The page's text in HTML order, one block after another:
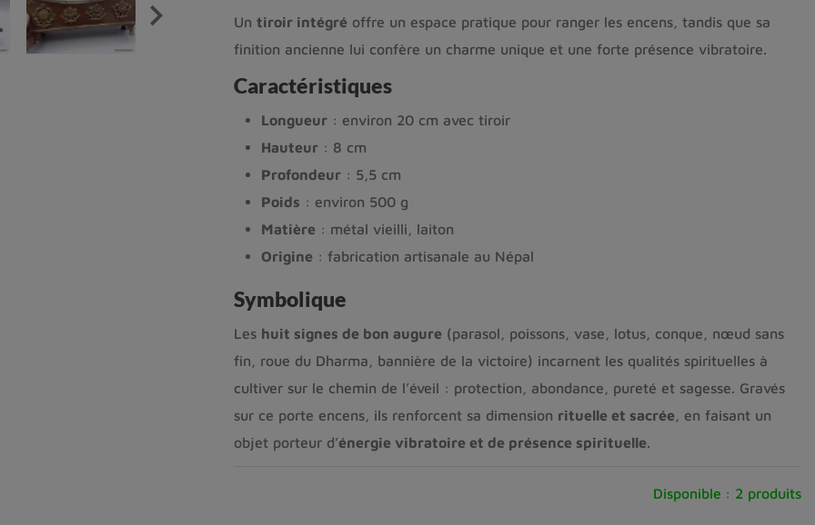
 Un tiroir intégré offre un espace pratique pour ranger les encens, tandis que sa
finition ancienne lui confère un charme unique et une forte présence vibratoire.
Caractéristiques
Longueur: environ 20 cm avec tiroir
Hauteur: 8 cm
Profondeur: 5,5 cm
Poids : environ 500 g
Matière : métal vieilli, laiton
Origine : fabrication artisanale au Népal
Symbolique
Les huit signes de bon augure (parasol, poissons, vase, lotus, conque, nœud sans
fin, roue du Dharma, bannière de la victoire) incarnent les qualités spirituelles à
cultiver sur le chemin de l’éveil : protection, abondance, pureté et sagesse. Gravés
sur ce porte encens, ils renforcent sa dimension rituelle et sacrée , en faisant un
objet porteur d’énergie vibratoire et de présence spirituelle.
Disponible : 2 produits